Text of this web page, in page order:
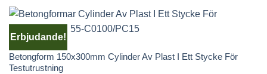
väljas
på
produkten
har
flera
varianter.
De
Erbjudande!
Betongform 150x300mm Cylinder Av Plast I Ett Stycke För
Testutrustning